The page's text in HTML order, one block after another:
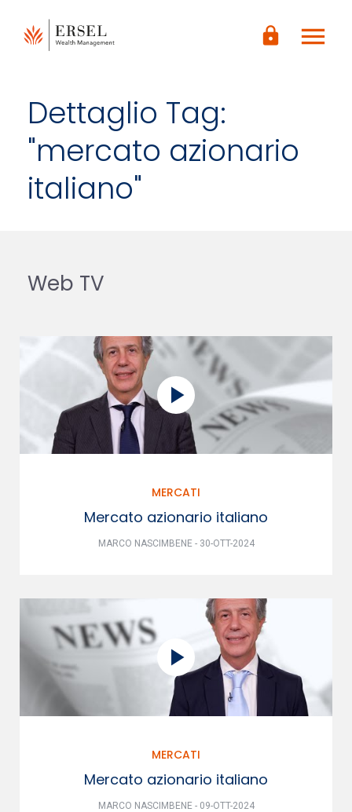
CONTENUTO
PRINCIPALE
PAGINA
lock menu
Dettaglio Tag:
"mercato azionario
italiano"
Web TV
MERCATI
Mercato azionario italiano
MARCO NASCIMBENE - 30-OTT-2024
MERCATI
Mercato azionario italiano
MARCO NASCIMBENE - 09-OTT-2024